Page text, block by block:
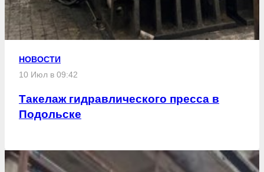
НОВОСТИ
10 Июл в 09:42
Такелаж гидравлического пресса в
Подольске